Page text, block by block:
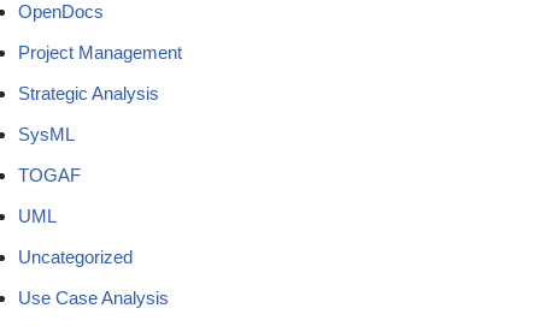
OpenDocs
Project Management
Strategic Analysis
SysML
TOGAF
UML
Uncategorized
Use Case Analysis